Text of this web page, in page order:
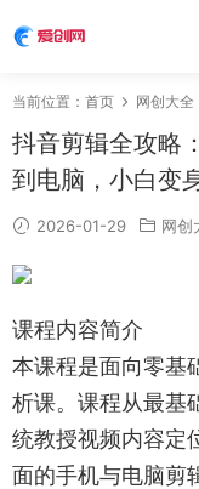
当前位置： 首页 网创大全
抖音剪辑全攻略
到电脑，小白变
2026-01-29 网创
课程内容简介
本课程是面向零基
析课。课程从最基
统教授视频内容定
面的手机与电脑剪